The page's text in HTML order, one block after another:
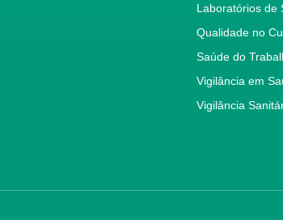
Laboratórios de
Qualidade no
Saúde do
Vigilância em
Vigilância